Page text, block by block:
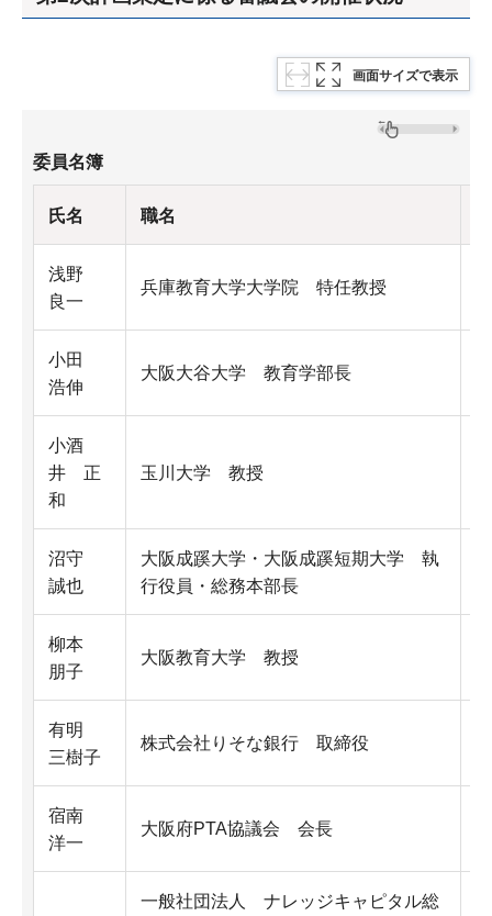
画面サイズで表示
委員名簿
氏名 職名
浅野
良一
兵庫教育大学大学院 特任教授
小田
浩伸
大阪大谷大学 教育学部長
小酒
井 正
和
玉川大学 教授
沼守
誠也
大阪成蹊大学・大阪成蹊短期大学 執
行役員・総務本部長
柳本
朋子
大阪教育大学 教授
有明
三樹子
株式会社りそな銀行 取締役
宿南
洋一
大阪府PTA協議会 会長
一般社団法人 ナレッジキャピタル総